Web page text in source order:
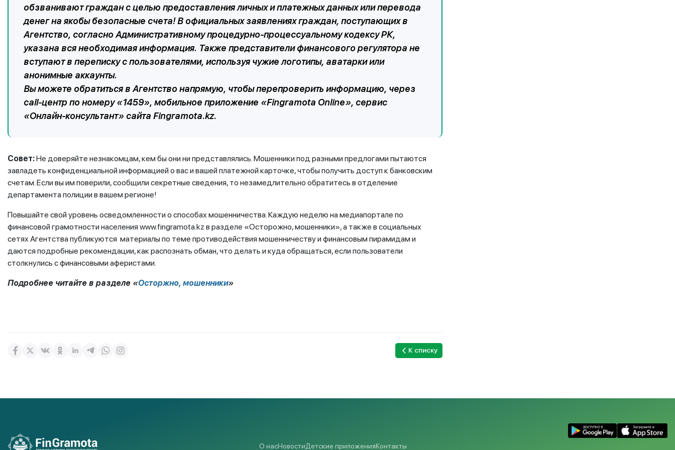
обзванивают граждан с целью предоставления личных и платежных данных или перевода
денег на якобы безопасные счета! В официальных заявлениях граждан, поступающих в
Агентство, согласно Административному процедурно-процессуальному кодексу РК,
указана вся необходимая информация. Также представители финансового регулятора не
вступают в переписку с пользователями, используя чужие логотипы, аватарки или
анонимные аккаунты.
Вы можете обратиться в Агентство напрямую, чтобы перепроверить информацию, через
call-центр по номеру «1459», мобильное приложение «Fingramota Online», сервис
«Онлайн-консультант» сайта Fingramota.kz.
Совет:Не доверяйте незнакомцам, кем бы они ни представлялись. Мошенники под разными предлогами пытаются
завладеть конфиденциальной информацией о вас и вашей платежной карточке, чтобы получить доступ к банковским
счетам. Если вы им поверили, сообщили секретные сведения, то незамедлительно обратитесь в отделение
департамента полиции в вашем регионе!
Повышайте свой уровень осведомленности о способах мошенничества. Каждую неделю на медиапортале по
финансовой грамотности населения www.fingramota.kz в разделе «Осторожно, мошенники», а также в социальных
сетях Агентства публикуются материалы по теме противодействия мошенничеству и финансовым пирамидам и
даются подробные рекомендации, как распознать обман, что делать и куда обращаться, если пользователи
столкнулись с финансовыми аферистами.
Подробнее читайте в разделе «Осторжно, мошенники»
К списку
О насНовостиДетские приложенияКонтакты